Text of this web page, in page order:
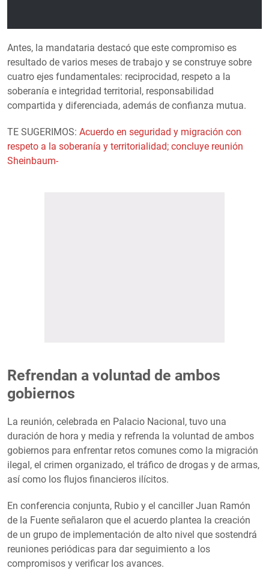
Antes, la mandataria destacó que este compromiso es
resultado de varios meses de trabajo y se construye sobre
cuatro ejes fundamentales: reciprocidad, respeto a la
soberanía e integridad territorial, responsabilidad
compartida y diferenciada, además de confianza mutua.
TE SUGERIMOS: Acuerdo en seguridad y migración con
respeto a la soberanía y territorialidad; concluye reunión
Sheinbaum-
Refrendan a voluntad de ambos
gobiernos
La reunión, celebrada en Palacio Nacional, tuvo una
duración de hora y media y refrenda la voluntad de ambos
gobiernos para enfrentar retos comunes como la migración
ilegal, el crimen organizado, el tráfico de drogas y de armas,
así como los flujos financieros ilícitos.
En conferencia conjunta, Rubio y el canciller Juan Ramón
de la Fuente señalaron que el acuerdo plantea la creación
de un grupo de implementación de alto nivel que sostendrá
reuniones periódicas para dar seguimiento a los
compromisos y verificar los avances.